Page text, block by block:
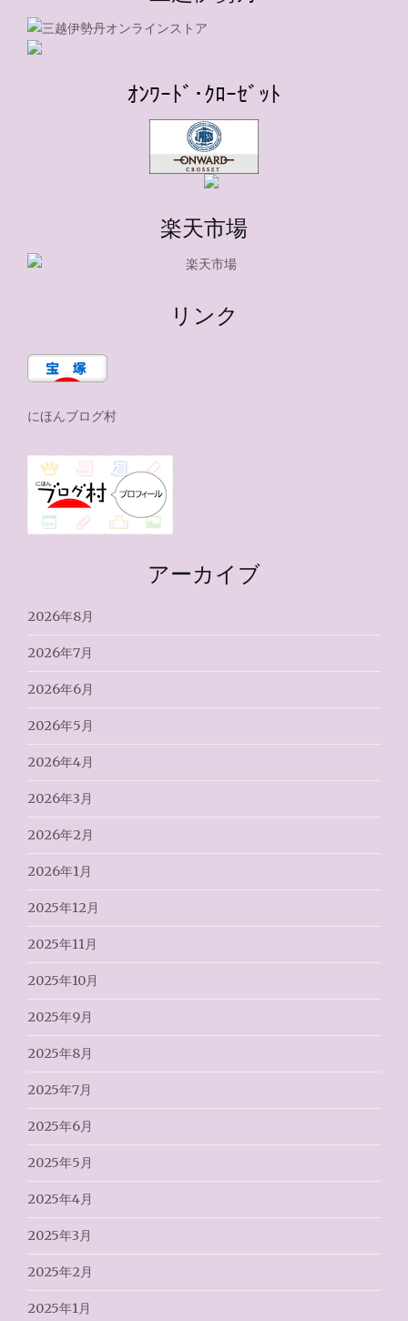
ｵﾝﾜｰﾄﾞ･ｸﾛｰｾﾞｯﾄ
楽天市場
リンク
にほんブログ村
アーカイブ
2026年8月
2026年7月
2026年6月
2026年5月
2026年4月
2026年3月
2026年2月
2026年1月
2025年12月
2025年11月
2025年10月
2025年9月
2025年8月
2025年7月
2025年6月
2025年5月
2025年4月
2025年3月
2025年2月
2025年1月